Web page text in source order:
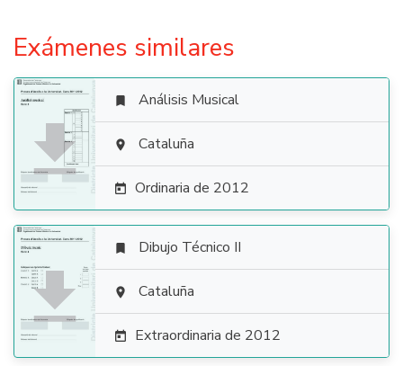
Exámenes similares

 Análisis Musical
 Cataluña
 Ordinaria de 2012

 Dibujo Técnico II
 Cataluña
 Extraordinaria de 2012